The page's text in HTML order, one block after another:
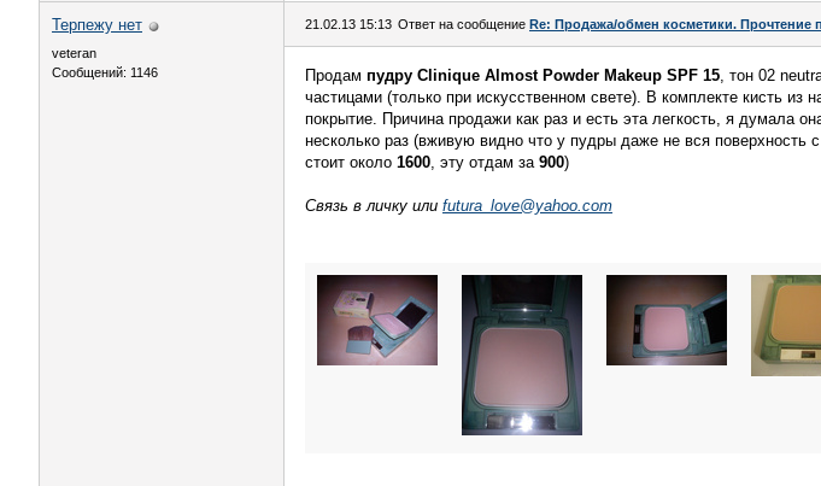
Терпежу нет
veteran
Сообщений: 1146
21.02.13 15:13 Ответ на сообщение Re: Продажа/обмен косметики.
Продам пудру Clinique Almost Powder Makeup SPF 15, тон 02
частицами (только при искусственном свете). В комплекте кисть из
покрытие. Причина продажи как раз и есть эта легкость, я думала
несколько раз (вживую видно что у пудры даже не вся поверхность
стоит около 1600, эту отдам за 900)
Связь в личку или futura_love@yahoo.com